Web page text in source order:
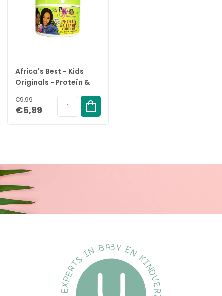
Africa's Best - Kids
Originals - Proteïn &
Vitamin Fortified -
213gr
€9,99
€5,99